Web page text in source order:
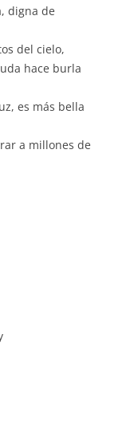
digna de
del cielo,
hace burla
es más bella
a millones de